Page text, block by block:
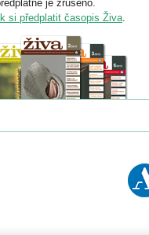
je zrušeno.
si předplatit časopis Živa.